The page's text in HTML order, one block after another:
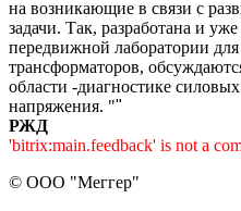
на возникающие в связи с
задачи. Так, разработана и
передвижной лаборатории
трансформаторов,
области -диагностике
напряжения. ""
РЖД
'bitrix:main.feedback' is not a
© ООО "Меггер"